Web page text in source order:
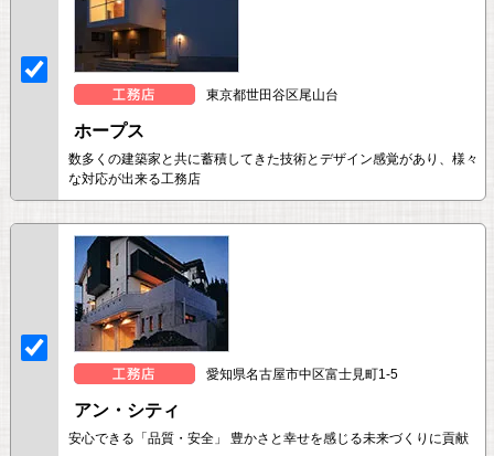
東京都世田谷区尾山台
ホープス
数多くの建築家と共に蓄積してきた技術とデザイン感覚があり、様々
な対応が出来る工務店
愛知県名古屋市中区富士見町1-5
アン・シティ
安心できる「品質・安全」 豊かさと幸せを感じる未来づくりに貢献